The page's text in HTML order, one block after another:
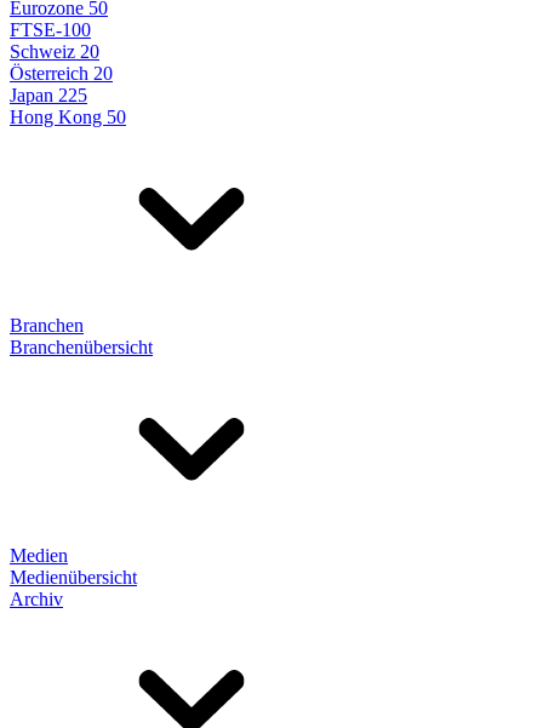
Eurozone 50
FTSE-100
Schweiz 20
Österreich 20
Japan 225
Hong Kong 50
Branchen
Branchenübersicht
Medien
Medienübersicht
Archiv